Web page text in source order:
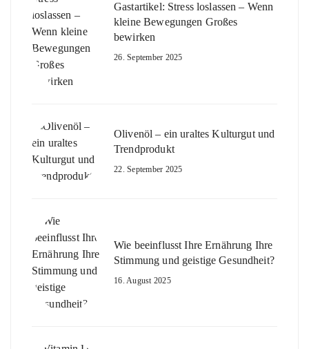
Gastartikel: Stress loslassen – Wenn
kleine Bewegungen Großes
bewirken
26. September 2025
Olivenöl – ein uraltes Kulturgut und
Trendprodukt
22. September 2025
Wie beeinflusst Ihre Ernährung Ihre
Stimmung und geistige Gesundheit?
16. August 2025